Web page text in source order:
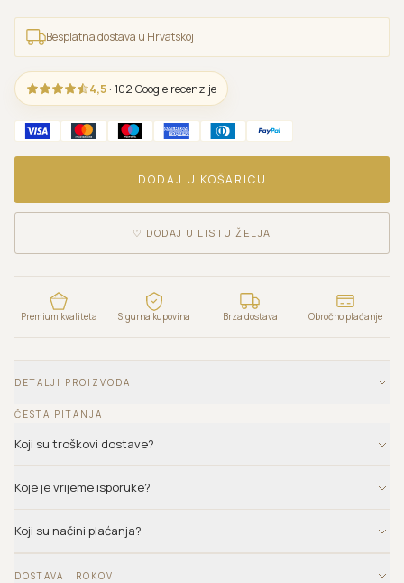
Besplatna dostava u Hrvatskoj
4,5 · 102 Google recenzije
DODAJ U KOŠARICU
♡ DODAJ U LISTU ŽELJA
Premium kvaliteta Sigurna kupovina Brza dostava Obročno plaćanje
DETALJI PROIZVODA
ČESTA PITANJA
Koji su troškovi dostave?
Koje je vrijeme isporuke?
Koji su načini plaćanja?
DOSTAVA I ROKOVI